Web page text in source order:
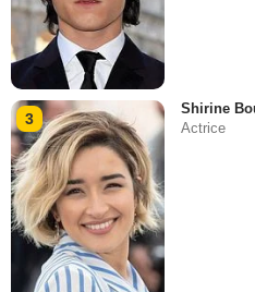
3
Shirine
Actrice